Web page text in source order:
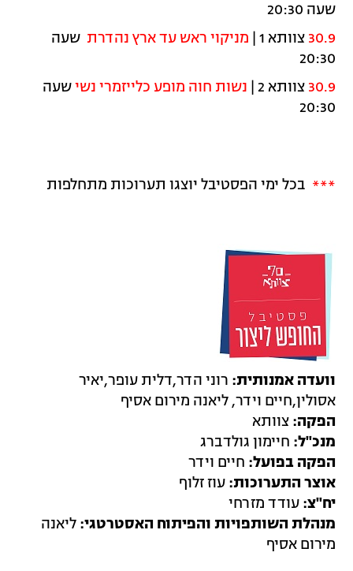
שעה 20:30
30.9 צוותא 1 | מניקוי ראש עד ארץ נהדרת שעה
20:30
30.9 צוותא 2 | נשות חוה מופע כלייזמרי נשי שעה
20:30
*** בכל ימי הפסטיבל יוצגו תערוכות מתחלפות
וועדה אמנותית: רוני הדר,דלית עופר,יאיר
אסולין,חיים וידר, ליאנה מירום אסיף
הפקה: צוותא
מנכ"ל: חיימון גולדברג
הפקה בפועל: חיים וידר
אוצר התערוכות: עוז זלוף
יח"צ: עודד מזרחי
מנהלת השותפויות והפיתוח האסטרטגי: ליאנה
מירום אסיף